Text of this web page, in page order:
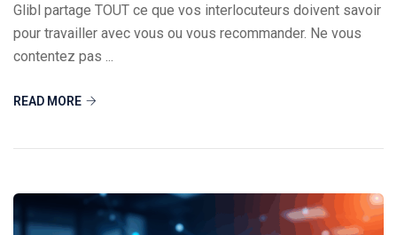
Glibl partage TOUT ce que vos interlocuteurs doivent savoir
pour travailler avec vous ou vous recommander. Ne vous
contentez pas ...
READ MORE